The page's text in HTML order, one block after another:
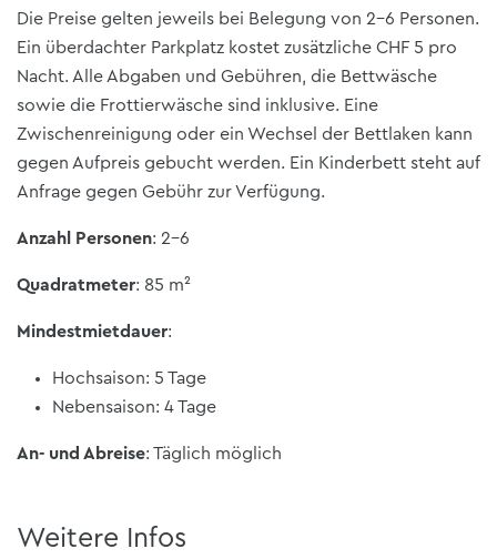
Die Preise gelten jeweils bei Belegung von 2-6 Personen.
Ein überdachter Parkplatz kostet zusätzliche CHF 5 pro
Nacht. Alle Abgaben und Gebühren, die Bettwäsche
sowie die Frottierwäsche sind inklusive. Eine
Zwischenreinigung oder ein Wechsel der Bettlaken kann
gegen Aufpreis gebucht werden. Ein Kinderbett steht auf
Anfrage gegen Gebühr zur Verfügung.
Anzahl Personen: 2-6
Quadratmeter: 85 m²
Mindestmietdauer:
Hochsaison: 5 Tage
Nebensaison: 4 Tage
An- und Abreise: Täglich möglich
Weitere Infos